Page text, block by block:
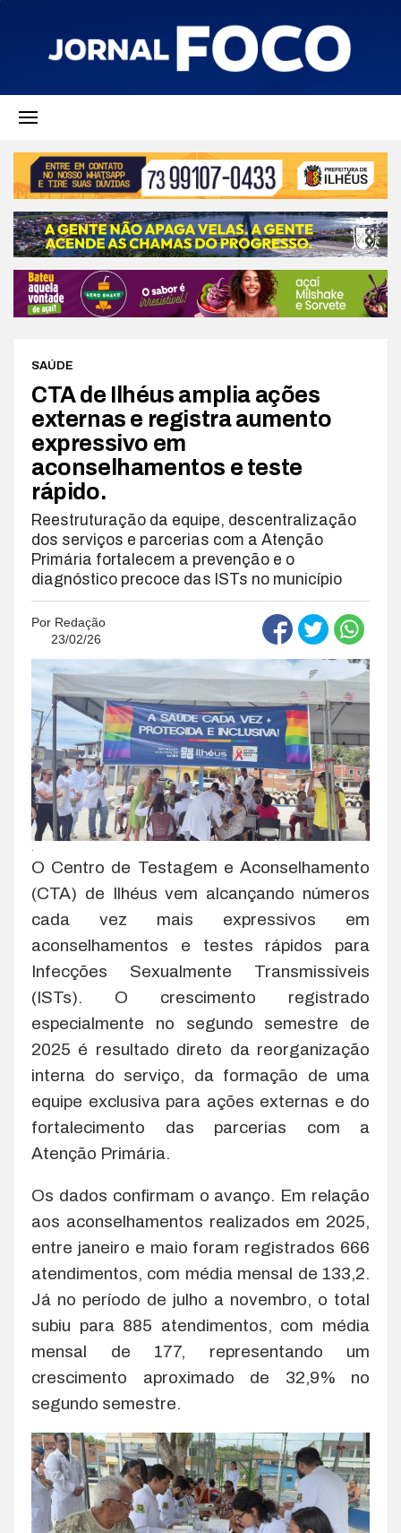
SAÚDE
CTA de Ilhéus amplia ações
externas e registra aumento
expressivo em
aconselhamentos e teste
rápido.
Reestruturação da equipe, descentralização
dos serviços e parcerias com a Atenção
Primária fortalecem a prevenção e o
diagnóstico precoce das ISTs no município
Por Redação
23/02/26
O Centro de Testagem e Aconselhamento
(CTA) de Ilhéus vem alcançando números
cada vez mais expressivos em
aconselhamentos e testes rápidos para
Infecções Sexualmente Transmissíveis
(ISTs). O crescimento registrado
especialmente no segundo semestre de
2025 é resultado direto da reorganização
interna do serviço, da formação de uma
equipe exclusiva para ações externas e do
fortalecimento das parcerias com a
Atenção Primária.
Os dados confirmam o avanço. Em relação
aos aconselhamentos realizados em 2025,
entre janeiro e maio foram registrados 666
atendimentos, com média mensal de 133,2.
Já no período de julho a novembro, o total
subiu para 885 atendimentos, com média
mensal de 177, representando um
crescimento aproximado de 32,9% no
segundo semestre.